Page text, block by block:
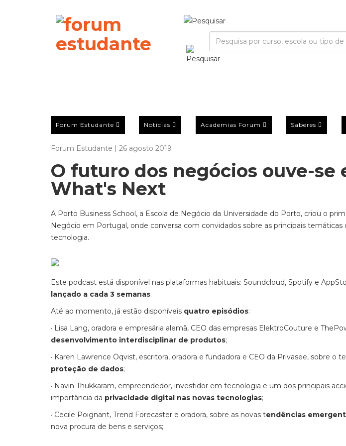
Forum Estudante Notícias Academias Forum Saberes
Forum Estudante | 26 agosto 2019
O futuro dos negócios ouve-se
What's Next
A Porto Business School, a Escola de Negócio da Universidade do Porto, criou o
Negócio em Portugal, onde conversa com convidados sobre as principais temáticas
tecnologia.
Este podcast está disponível nas plataformas habituais: Soundcloud, Spotify e
lançado a cada 3 semanas.
Até ao momento, já estão disponíveis quatro episódios:
· Lisa Lang, oradora e empresária alemã, CEO das empresas ElektroCouture e
desenvolvimento interdisciplinar de produtos;
· Karen Lawrence Öqvist, escritora, oradora e fundadora e CEO da Privasee, sobre o
proteção de dados;
· Navin Thukkaram, empreendedor, investidor em tecnologia e um dos principais
importância da privacidade digital nas novas tecnologias;
· Cecile Poignant, Trend Forecaster e oradora, sobre as novas tendências
nova procura de bens e serviços;